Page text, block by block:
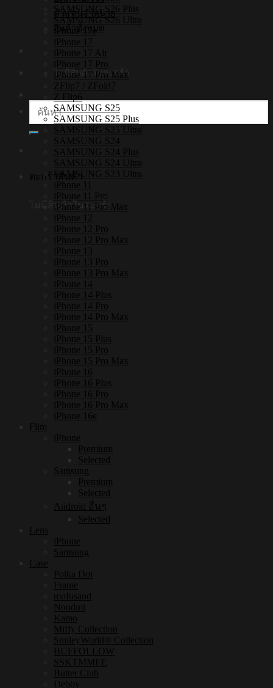
ตัวแทนจำหน่าย
สินค้าทั้งหมด
ไม่มีสินค้าในตะกร้า
ค้นหา:
ตะกร้าสินค้า
ไม่มีสินค้าในตะกร้า
SAMSUNG S26 Plus
SAMSUNG S26 Ultra
iPhone 17e
iPhone 17
iPhone 17 Air
iPhone 17 Pro
iPhone 17 Pro Max
ZFlip7 / ZFold7
Z Flip6
SAMSUNG S25
SAMSUNG S25 Plus
SAMSUNG S25 Ultra
SAMSUNG S24
SAMSUNG S24 Plus
SAMSUNG S24 Ultra
SAMSUNG S23 Ultra
iPhone 11
iPhone 11 Pro
iPhone 11 Pro Max
iPhone 12
iPhone 12 Pro
iPhone 12 Pro Max
iPhone 13
iPhone 13 Pro
iPhone 13 Pro Max
iPhone 14
iPhone 14 Plus
iPhone 14 Pro
iPhone 14 Pro Max
iPhone 15
iPhone 15 Plus
iPhone 15 Pro
iPhone 15 Pro Max
iPhone 16
iPhone 16 Plus
iPhone 16 Pro
iPhone 16 Pro Max
iPhone 16e
Film
iPhone
Premium
Selected
Samsung
Premium
Selected
Android อื่นๆ
Selected
Lens
iPhone
Samsung
Case
Polka Dot
Frame
mofusand
Noodmi
Kamo
Miffy Collection
SmileyWorld® Collection
BUFFOLLOW
SSKTMMEE
Butter Club
Debby